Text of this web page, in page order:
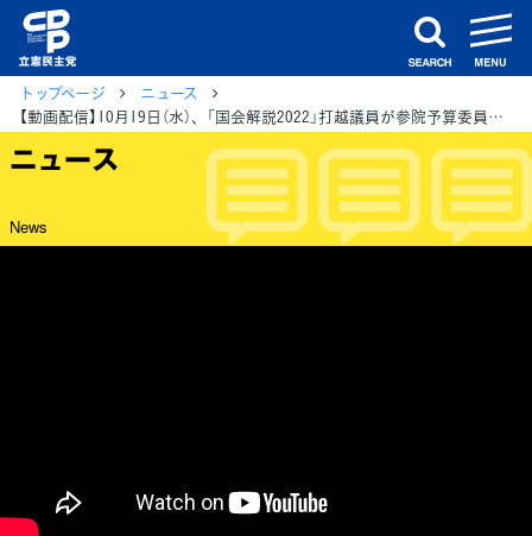
search
トップページ
ニュース
【動画配信】10月19日（水）、「国会解説2022」打越議員が参院予算委員会 総括質疑を振り返り解説
ニュース
News